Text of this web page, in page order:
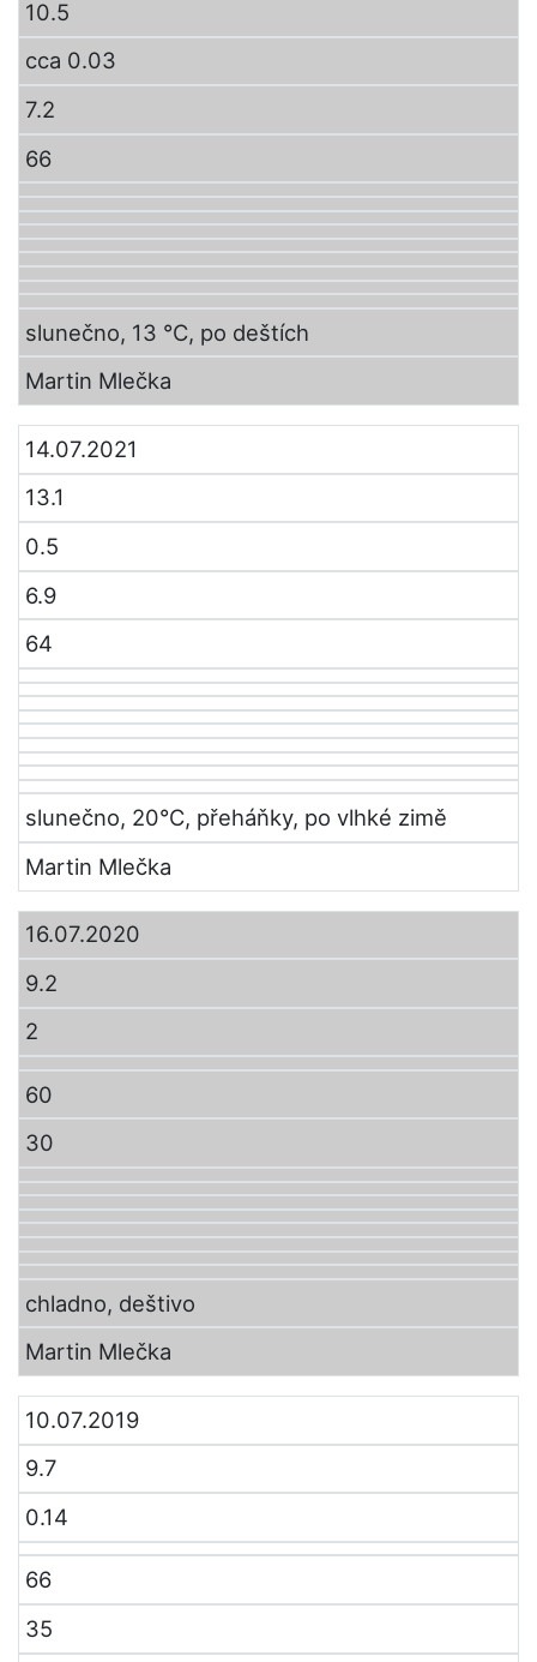
10.5
cca 0.03
7.2
66
slunečno, 13 °C, po deštích
Martin Mlečka
14.07.2021
13.1
0.5
6.9
64
slunečno, 20°C, přeháňky, po vlhké zimě
Martin Mlečka
16.07.2020
9.2
2
60
30
chladno, deštivo
Martin Mlečka
10.07.2019
9.7
0.14
66
35